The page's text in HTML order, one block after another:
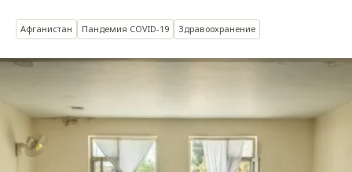
Афганистан Пандемия COVID-19 Здравоохранение